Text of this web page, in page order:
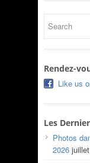
Rendez-
Like us
Les
Photos
2026